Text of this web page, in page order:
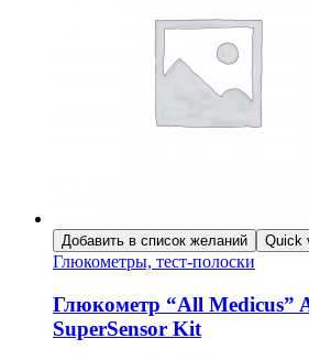
Добавить в список желаний Quick
Глюкометры, тест-полоски
Глюкометр “All Medicus”
SuperSensor Kit